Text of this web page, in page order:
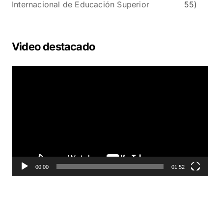
Internacional de Educación Superior
55)
Video destacado
t
r
00:00 01:52